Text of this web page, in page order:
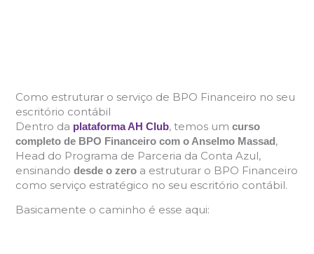
Como estruturar o serviço de BPO Financeiro no seu
escritório contábil
Dentro da plataforma AH Club, temos um curso
completo de BPO Financeiro com o Anselmo Massad,
Head do Programa de Parceria da Conta Azul,
ensinando desde o zeroa estruturar o BPO Financeiro
como serviço estratégico no seu escritório contábil.
Basicamente o caminho é esse aqui: